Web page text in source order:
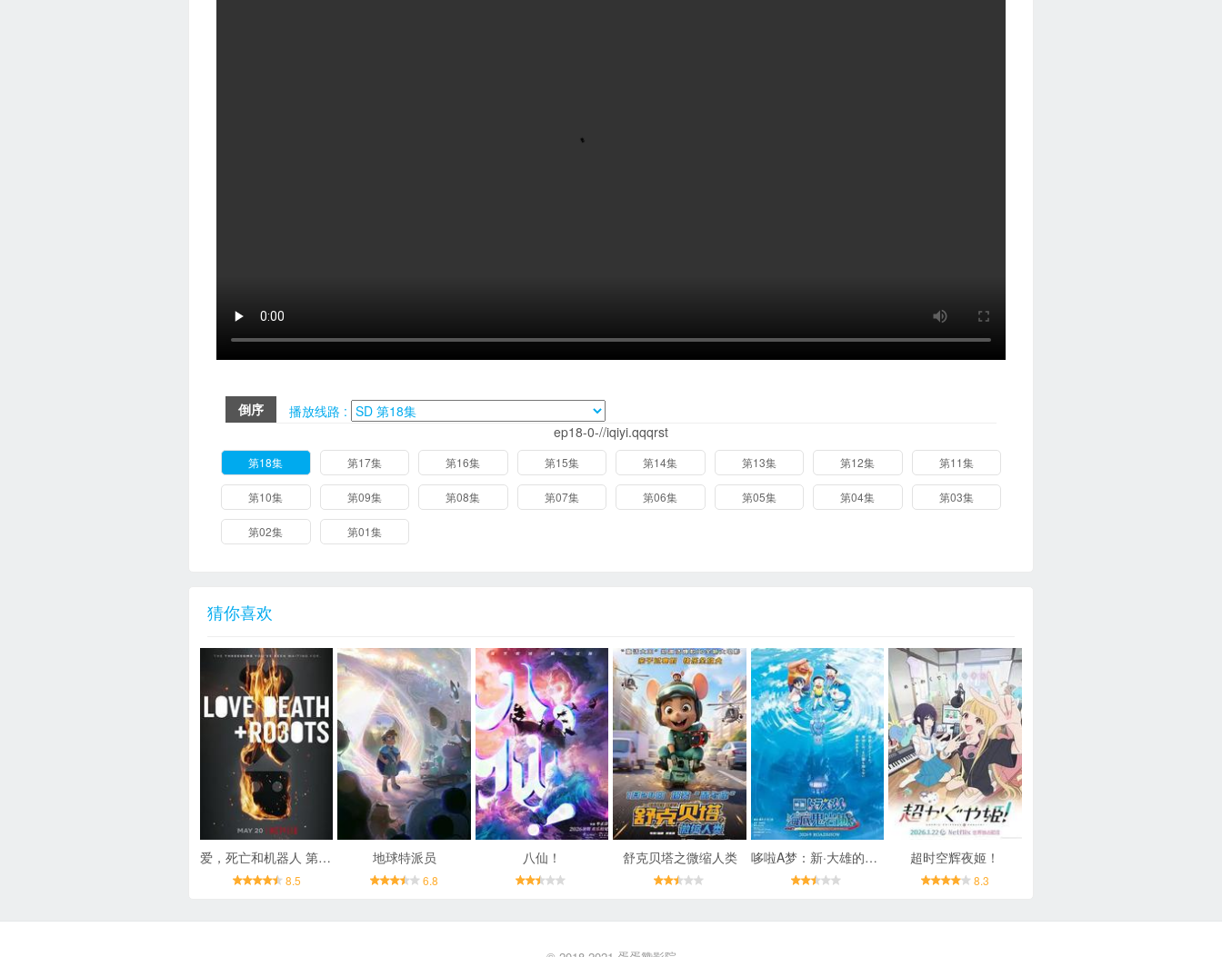
倒序
播放线路 :
ep18-0-//iqiyi.qqqrst
第18集 第17集 第16集 第15集 第14集 第13集 第12集 第11集
第10集 第09集 第08集 第07集 第06集 第05集 第04集 第03集
第02集 第01集
猜你喜欢
爱，死亡和机器人 第三季
8.5
地球特派员
6.8
八仙！ 舒克贝塔之微缩人类 哆啦A梦：新·大雄的海底鬼岩城 超时空辉夜姬！
8.3